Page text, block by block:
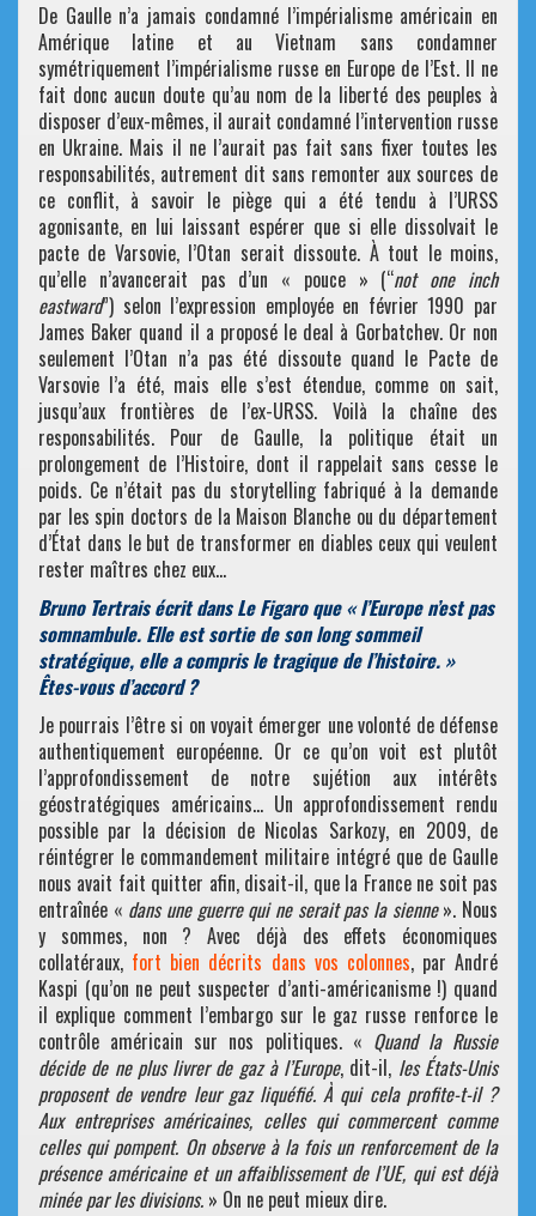
De Gaulle n’a jamais condamné l’impérialisme américain en
Amérique latine et au Vietnam sans condamner
symétriquement l’impérialisme russe en Europe de l’Est. Il ne
fait donc aucun doute qu’au nom de la liberté des peuples à
disposer d’eux-mêmes, il aurait condamné l’intervention russe
en Ukraine. Mais il ne l’aurait pas fait sans fixer toutes les
responsabilités, autrement dit sans remonter aux sources de
ce conflit, à savoir le piège qui a été tendu à l’URSS
agonisante, en lui laissant espérer que si elle dissolvait le
pacte de Varsovie, l’Otan serait dissoute. À tout le moins,
qu’elle n’avancerait pas d’un « pouce » (“not one inch
eastward”) selon l’expression employée en février 1990 par
James Baker quand il a proposé le deal à Gorbatchev. Or non
seulement l’Otan n’a pas été dissoute quand le Pacte de
Varsovie l’a été, mais elle s’est étendue, comme on sait,
jusqu’aux frontières de l’ex-URSS. Voilà la chaîne des
responsabilités. Pour de Gaulle, la politique était un
prolongement de l’Histoire, dont il rappelait sans cesse le
poids. Ce n’était pas du storytelling fabriqué à la demande
par les spin doctors de la Maison Blanche ou du département
d’État dans le but de transformer en diables ceux qui veulent
rester maîtres chez eux…
Bruno Tertrais écrit dans Le Figaro que « l’Europe n’est pas
somnambule. Elle est sortie de son long sommeil
stratégique, elle a compris le tragique de l’histoire. »
Êtes-vous d’accord ?
Je pourrais l’être si on voyait émerger une volonté de défense
authentiquement européenne. Or ce qu’on voit est plutôt
l’approfondissement de notre sujétion aux intérêts
géostratégiques américains… Un approfondissement rendu
possible par la décision de Nicolas Sarkozy, en 2009, de
réintégrer le commandement militaire intégré que de Gaulle
nous avait fait quitter afin, disait-il, que la France ne soit pas
entraînée « dans une guerre qui ne serait pas la sienne». Nous
y sommes, non ? Avec déjà des effets économiques
collatéraux, fort bien décrits dans vos colonnes, par André
Kaspi (qu’on ne peut suspecter d’anti-américanisme !) quand
il explique comment l’embargo sur le gaz russe renforce le
contrôle américain sur nos politiques. « Quand la Russie
décide de ne plus livrer de gaz à l’Europe, dit-il, les États-Unis
proposent de vendre leur gaz liquéfié. À qui cela profite-t-il ?
Aux entreprises américaines, celles qui commercent comme
celles qui pompent. On observe à la fois un renforcement de la
présence américaine et un affaiblissement de l’UE, qui est déjà
minée par les divisions. » On ne peut mieux dire.